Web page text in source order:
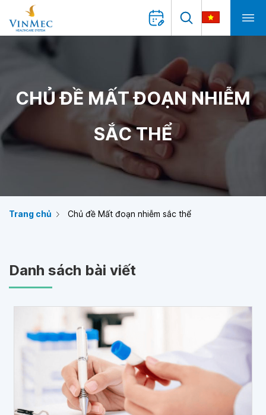
CHỦ ĐỀ MẤT ĐOẠN NHIỄM
SẮC THỂ
Trang chủ Chủ đề Mất đoạn nhiễm sắc thể
Danh sách bài viết